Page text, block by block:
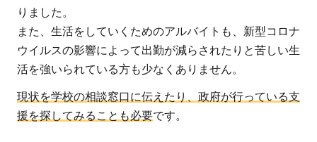
ける
就学
金
3.2
学生
りました。
また、生活をしていくためのアルバイトも、新型コロナ
ウイルスの影響によって出勤が減らされたりと苦しい生
活を強いられている方も少なくありません。
現状を学校の相談窓口に伝えたり、政府が行っている支
援を探してみることも必要です。